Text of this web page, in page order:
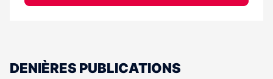
DENIÈRES PUBLICATIONS